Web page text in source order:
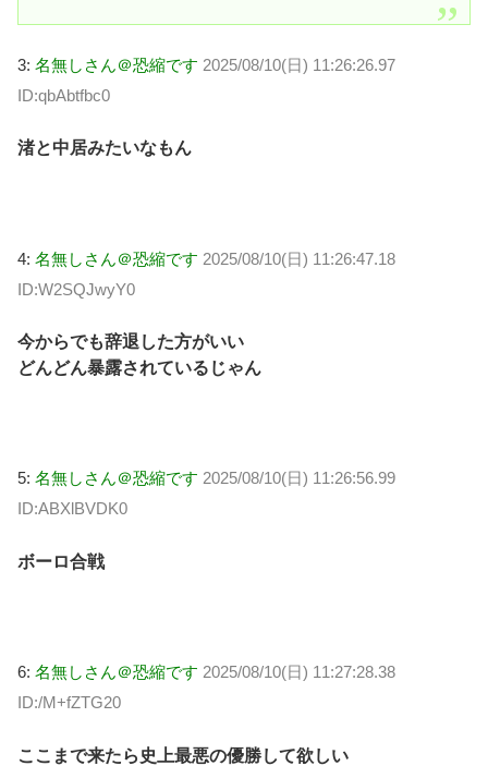
3: 名無しさん＠恐縮です 2025/08/10(日) 11:26:26.97
ID:qbAbtfbc0
渚と中居みたいなもん
4: 名無しさん＠恐縮です 2025/08/10(日) 11:26:47.18
ID:W2SQJwyY0
今からでも辞退した方がいい
どんどん暴露されているじゃん
5: 名無しさん＠恐縮です 2025/08/10(日) 11:26:56.99
ID:ABXlBVDK0
ボーロ合戦
6: 名無しさん＠恐縮です 2025/08/10(日) 11:27:28.38
ID:/M+fZTG20
ここまで来たら史上最悪の優勝して欲しい